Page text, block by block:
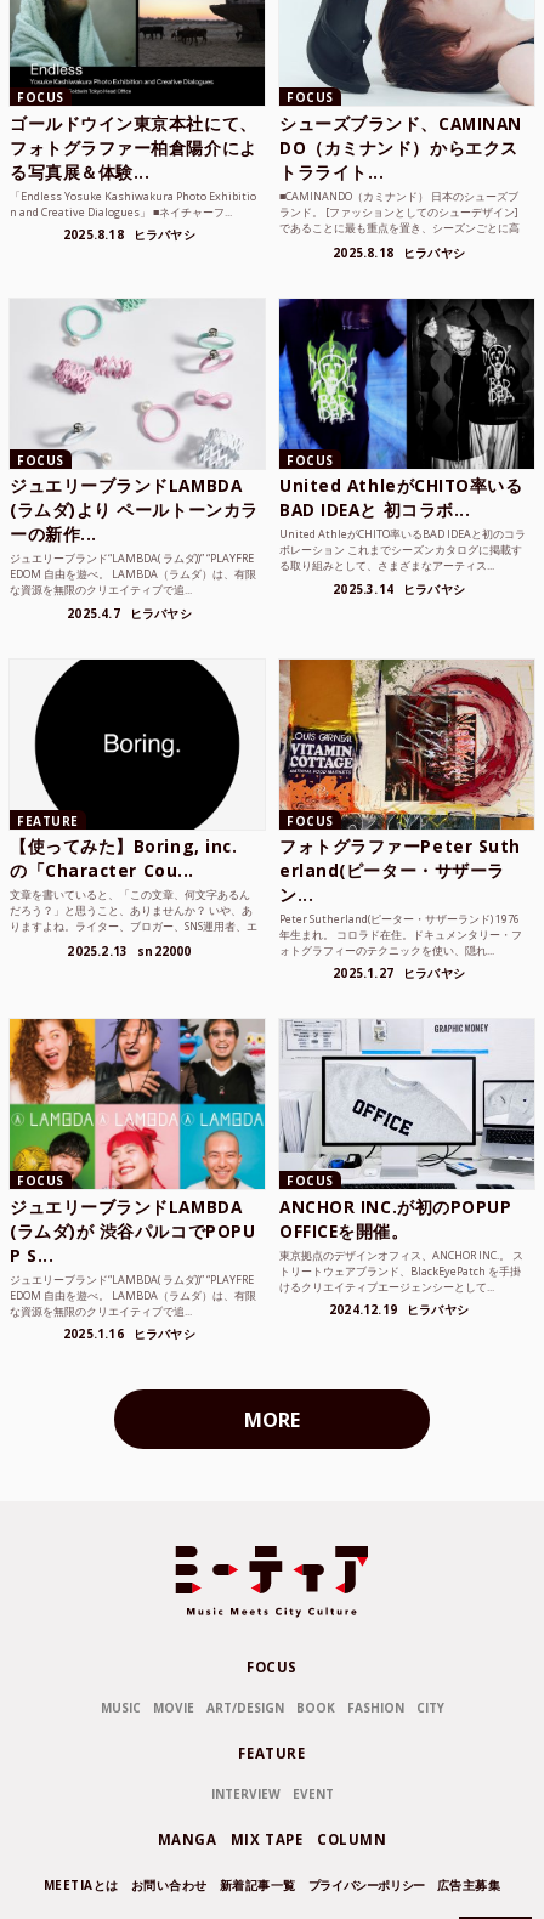
FOCUS
ゴールドウイン東京本社にて、
フォトグラファー柏倉陽介によ
る写真展＆体験...
「Endless Yosuke Kashiwakura Photo Exhibitio
n and Creative Dialogues」 ■ネイチャーフ...
2025.8.18 ヒラバヤシ
FOCUS
シューズブランド、CAMINAN
DO（カミナンド）からエクス
トラライト...
■CAMINANDO（カミナンド） 日本のシューズブ
ランド。 [ファッションとしてのシューデザイン]
であることに最も重点を置き、シーズンごとに高
2025.8.18 ヒラバヤシ
FOCUS
ジュエリーブランドLAMBDA
(ラムダ)より ペールトーンカラ
ーの新作...
ジュエリーブランド“LAMBDA( ラムダ))” “PLAYFRE
EDOM 自由を遊べ。 LAMBDA（ラムダ）は、有限
な資源を無限のクリエイティブで追...
2025.4.7 ヒラバヤシ
FOCUS
United AthleがCHITO率いる
BAD IDEAと 初コラボ...
United AthleがCHITO率いるBAD IDEAと初のコラ
ボレーション これまでシーズンカタログに掲載す
る取り組みとして、さまざまなアーティス...
2025.3.14 ヒラバヤシ
FEATURE
【使ってみた】Boring, inc.
の「Character Cou...
文章を書いていると、「この文章、何文字あるん
だろう？」と思うこと、ありませんか？ いや、あ
りますよね。ライター、ブロガー、SNS運用者、エ
2025.2.13 sn22000
FOCUS
フォトグラファーPeter Suth
erland(ピーター・サザーラ
ン...
Peter Sutherland(ピーター・サザーランド) 1976
年生まれ。 コロラド在住。ドキュメンタリー・フ
ォトグラフィーのテクニックを使い、隠れ...
2025.1.27 ヒラバヤシ
FOCUS
ジュエリーブランドLAMBDA
(ラムダ)が 渋谷パルコでPOPU
P S...
ジュエリーブランド“LAMBDA( ラムダ))” “PLAYFRE
EDOM 自由を遊べ。 LAMBDA（ラムダ）は、有限
な資源を無限のクリエイティブで追...
2025.1.16 ヒラバヤシ
FOCUS
ANCHOR INC.が初のPOPUP
OFFICEを開催。
東京拠点のデザインオフィス、ANCHOR INC.。 ス
トリートウェアブランド、BlackEyePatch を手掛
けるクリエイティブエージェンシーとして...
2024.12.19 ヒラバヤシ
MORE
FOCUS
MUSIC MOVIE ART/DESIGN BOOK FASHION CITY
FEATURE
INTERVIEW EVENT
MANGA MIX TAPE COLUMN
MEETIAとは お問い合わせ 新着記事一覧 プライバシーポリシー 広告主募集